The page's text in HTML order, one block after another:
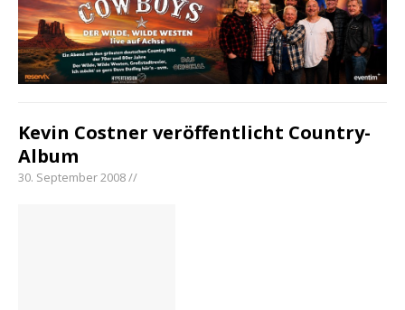
Kevin Costner veröffentlicht Country-
Album
30. September 2008 //